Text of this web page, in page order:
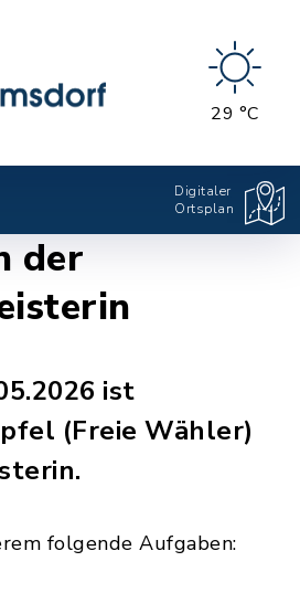
29 °C
Digitaler
Ortsplan
der
ist
(Freie Wähler)
folgende Aufgaben: